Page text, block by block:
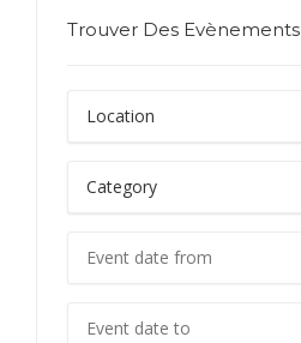
Trouver Des Evènements